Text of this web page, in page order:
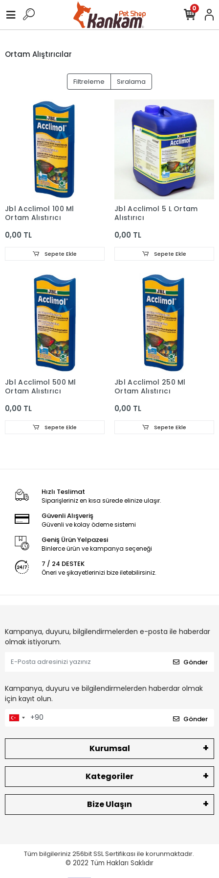
0
Ortam Alıştırıcılar
Filtreleme Sıralama
Jbl Acclimol 100 Ml
Ortam Alıştırıcı
0,00 TL
Sepete Ekle
Jbl Acclimol 5 L Ortam
Alıştırıcı
0,00 TL
Sepete Ekle
Jbl Acclimol 500 Ml
Ortam Alıştırıcı
0,00 TL
Sepete Ekle
Jbl Acclimol 250 Ml
Ortam Alıştırıcı
0,00 TL
Sepete Ekle
Hızlı Teslimat
Siparişleriniz en kısa sürede elinize ulaşır.
Güvenli Alışveriş
Güvenli ve kolay ödeme sistemi
Geniş Ürün Yelpazesi
Binlerce ürün ve kampanya seçeneği
7 / 24 DESTEK
Öneri ve şikayetlerinizi bize iletebilirsiniz.
Kampanya, duyuru, bilgilendirmelerden e-posta ile haberdar
olmak istiyorum.
Gönder
Kampanya, duyuru ve bilgilendirmelerden haberdar olmak
için kayıt olun.
Gönder
Kurumsal
Kategoriler
Bize Ulaşın
Tüm bilgileriniz 256bit SSL Sertifikası ile korunmaktadır.
© 2022 Tüm Hakları Saklıdır